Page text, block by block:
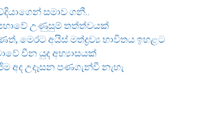
සමාව ගනී..
උණුසුම් තත්ත්වයක්
මෙරට අයිස් මත්ද්‍රව්‍ය භාවිතය ඉහළට
චීන යුද අභ්‍යාසයක්
අද උදෑසන පණගැන්වී නැහැ